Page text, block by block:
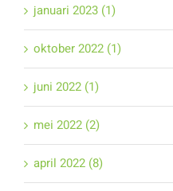
januari 2023 (1)
oktober 2022 (1)
juni 2022 (1)
mei 2022 (2)
april 2022 (8)